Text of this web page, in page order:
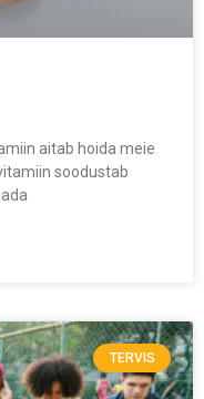
aitab hoida meie
soodustab
TERVIS